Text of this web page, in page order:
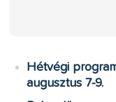
Hétvégi
augusztus 7-9.